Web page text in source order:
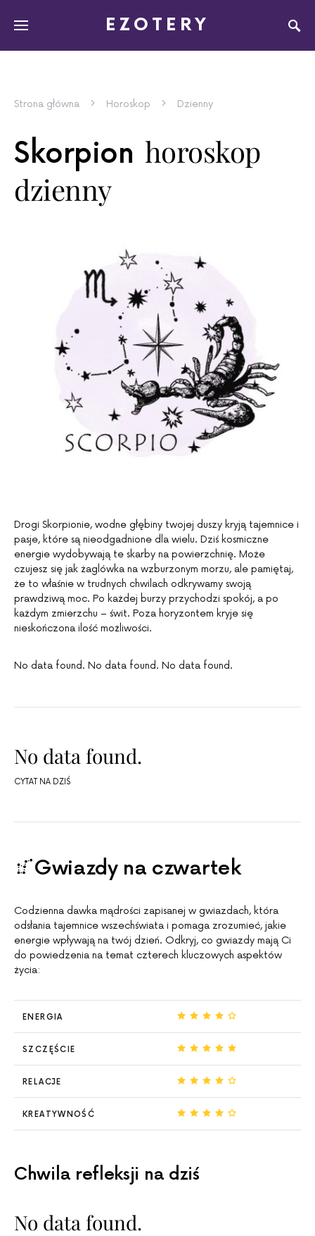
EZOTERY
Strona główna Horoskop Dzienny
Skorpion horoskop
dzienny
Drogi Skorpionie, wodne głębiny twojej duszy kryją tajemnice i
pasje, które są nieodgadnione dla wielu. Dziś kosmiczne
energie wydobywają te skarby na powierzchnię. Może
czujesz się jak żaglówka na wzburzonym morzu, ale pamiętaj,
że to właśnie w trudnych chwilach odkrywamy swoją
prawdziwą moc. Po każdej burzy przychodzi spokój, a po
każdym zmierzchu – świt. Poza horyzontem kryje się
nieskończona ilość możliwości.
No data found. No data found. No data found.
No data found.
CYTAT NA DZIŚ
Gwiazdy na czwartek
Codzienna dawka mądrości zapisanej w gwiazdach, która
odsłania tajemnice wszechświata i pomaga zrozumieć, jakie
energie wpływają na twój dzień. Odkryj, co gwiazdy mają Ci
do powiedzenia na temat czterech kluczowych aspektów
życia:
ENERGIA
SZCZĘŚCIE
RELACJE
KREATYWNOŚĆ
Chwila refleksji na dziś
No data found.